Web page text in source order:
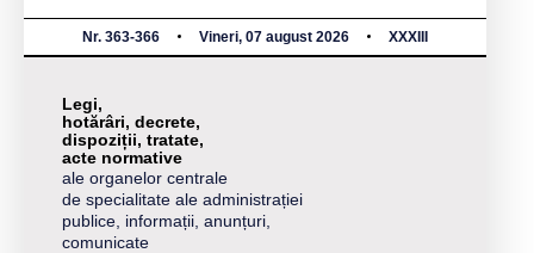
Nr. 363-366 Vineri, 07 august 2026 XXXIII
Legi,
hotărâri, decrete,
dispoziții, tratate,
acte normative
ale organelor centrale
de specialitate ale administrației
publice, informații, anunțuri,
comunicate